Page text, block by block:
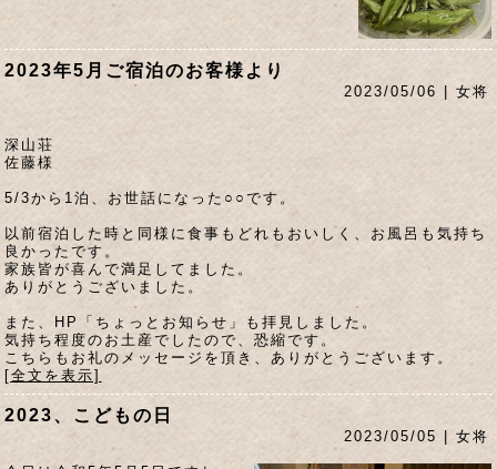
2023年5月ご宿泊のお客様より
2023/05/06 | 女将
深山荘
佐藤様
5/3から1泊、お世話になった○○です。
以前宿泊した時と同様に食事もどれもおいしく、お風呂も気持ち
良かったです。
家族皆が喜んで満足してました。
ありがとうございました。
また、HP「ちょっとお知らせ」も拝見しました。
気持ち程度のお土産でしたので、恐縮です。
こちらもお礼のメッセージを頂き、ありがとうございます。
[全文を表示]
2023、こどもの日
2023/05/05 | 女将